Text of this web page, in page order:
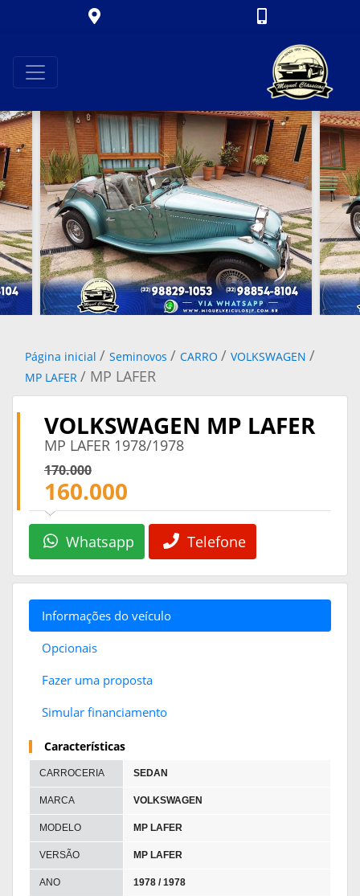
Página inicial / Seminovos / CARRO / VOLKSWAGEN /
MP LAFER / MP LAFER
VOLKSWAGEN MP LAFER
MP LAFER 1978/1978
170.000
160.000
Whatsapp Telefone
Informações do veículo
Opcionais
Fazer uma proposta
Simular financiamento
Características
CARROCERIA SEDAN
MARCA VOLKSWAGEN
MODELO MP LAFER
VERSÃO MP LAFER
ANO 1978 / 1978